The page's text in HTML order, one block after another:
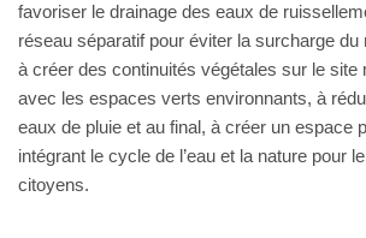
favoriser le drainage des eaux de
réseau séparatif pour éviter la surcharge du
à créer des continuités végétales sur le site
avec les espaces verts environnants, à
eaux de pluie et au final, à créer un espace
intégrant le cycle de l’eau et la nature pour
citoyens.